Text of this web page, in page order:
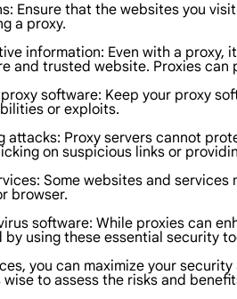
Ensure that the websites you
a proxy.
information: Even with a
and trusted website. Proxies
software: Keep your proxy
or exploits.
attacks: Proxy servers cannot
on suspicious links or
Some websites and
browser.
software: While proxies can
using these essential security
you can maximize your
to assess the risks and